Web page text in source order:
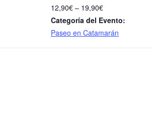
12,90€ – 19,90€
Categoría del Evento:
Paseo en Catamarán